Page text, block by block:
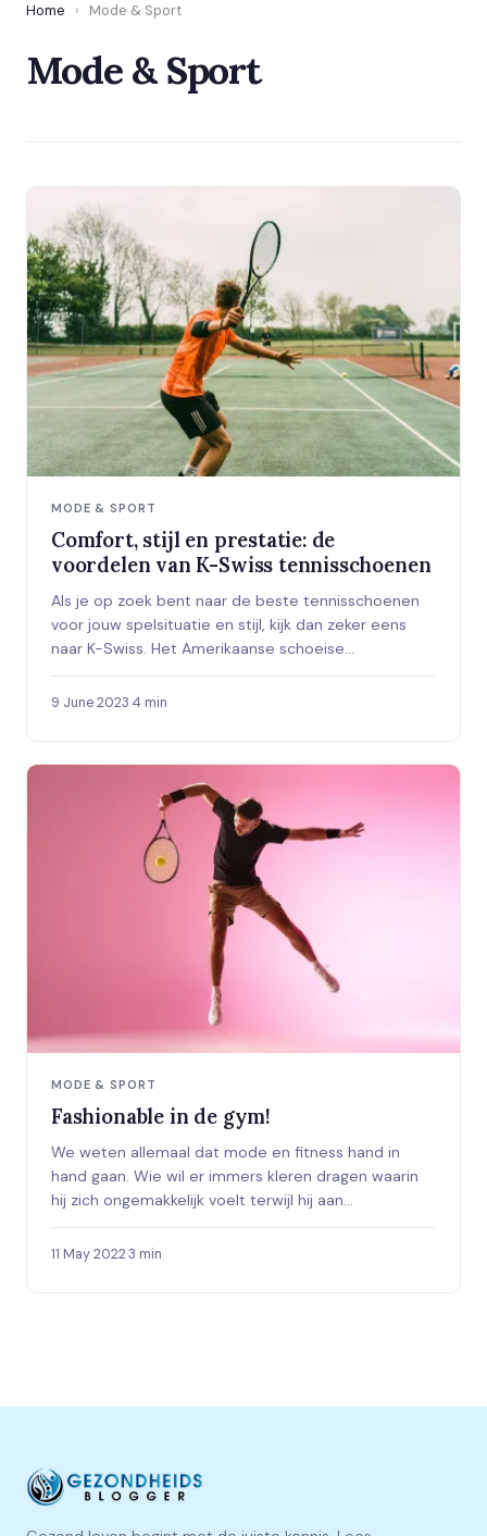
Home › Mode & Sport
Mode & Sport
MODE & SPORT
Comfort, stijl en prestatie: de
voordelen van K-Swiss tennisschoenen
Als je op zoek bent naar de beste tennisschoenen
voor jouw spelsituatie en stijl, kijk dan zeker eens
naar K-Swiss. Het Amerikaanse schoeise...
9 June 2023·4 min
MODE & SPORT
Fashionable in de gym!
We weten allemaal dat mode en fitness hand in
hand gaan. Wie wil er immers kleren dragen waarin
hij zich ongemakkelijk voelt terwijl hij aan...
11 May 2022·3 min